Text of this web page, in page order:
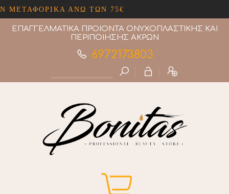
ΑΝΩ ΤΩΝ 75€
ΕΠΑΓΓΕΛΜΑΤΙΚΑ ΠΡΟΙΟΝΤΑ ΟΝΥΧΟΠΛΑΣΤΙΚΗΣ ΚΑΙ
ΠΕΡΙΠΟΙΗΣΗΣ ΑΚΡΩΝ
6972173803